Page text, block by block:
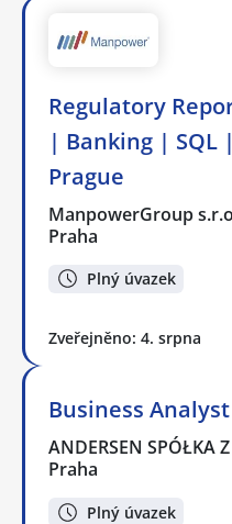
Regulatory
| Banking | SQL
Prague
ManpowerGroup
Praha
Plný úvazek
Zveřejněno: 4. srpna
Business Analyst
ANDERSEN SPÓŁKA
Praha
Plný úvazek